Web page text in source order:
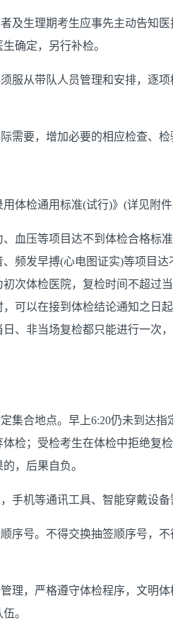
及生理期考生应事先主动告知
确定，另行补检。
服从带队人员管理和安排，逐
需要，增加必要的相应检查、检
体检通用标准(试行)》 (详见附件
血压等项目达不到体检合格标
、频发早搏(心电图证实)等项目达
次体检医院，复检时间不超过
可以在接到体检结论通知之日起
、非当场复检都只能进行一次
集合地点。早上6:20仍未到达指
检；受检考生在体检中拒绝复
，后果自负。
手机等通讯工具、智能穿戴设备
序号。不得交换抽签顺序号，
理，严格遵守体检程序，文明
。